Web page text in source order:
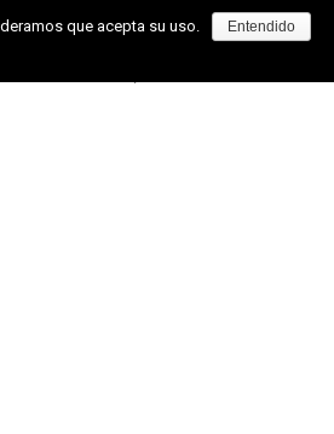
que acepta su uso.
Entendido